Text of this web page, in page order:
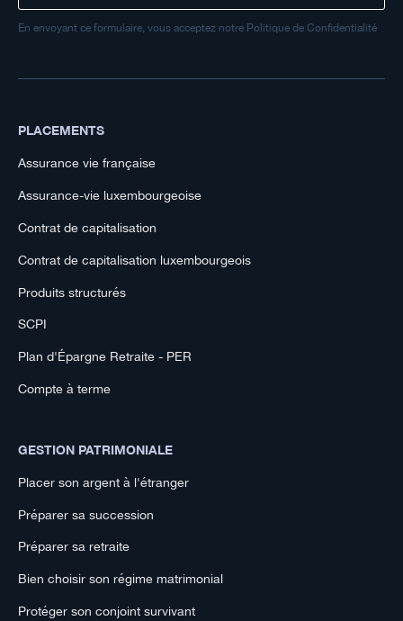
En envoyant ce formulaire, vous acceptez notre Politique de Confidentialité
PLACEMENTS
Assurance vie française
Assurance-vie luxembourgeoise
Contrat de capitalisation
Contrat de capitalisation luxembourgeois
Produits structurés
SCPI
Plan d'Épargne Retraite - PER
Compte à terme
GESTION PATRIMONIALE
Placer son argent à l'étranger
Préparer sa succession
Préparer sa retraite
Bien choisir son régime matrimonial
Protéger son conjoint survivant